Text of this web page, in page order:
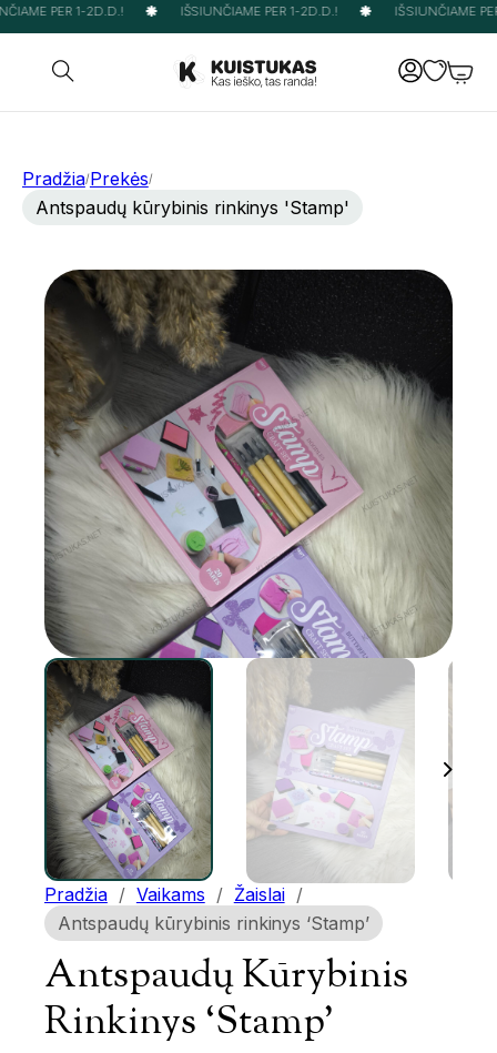
PER 1-2D.D.! IŠSIUNČIAME PER 1-2D.D.! IŠSIUNČIAME
Pradžia/Prekės/
Antspaudų kūrybinis rinkinys 'Stamp'
Pradžia / Vaikams / Žaislai /
Antspaudų kūrybinis rinkinys ‘Stamp’
Antspaudų Kūrybinis
Rinkinys ‘Stamp’